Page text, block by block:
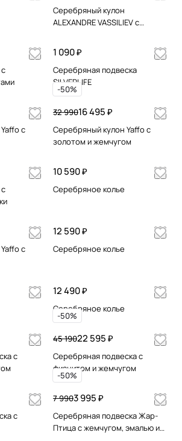
Серебряный кулон
ALEXANDRE VASSILIEV с
позолотой
1 090 ₽
Серебряная подвеска
SILVERLIFE
с
-50%
16 495 ₽
32 990
Серебряный кулон Yaffo с
золотом и жемчугом
10 590 ₽
Серебряное колье
с
12 590 ₽
Серебряное колье
12 490 ₽
Серебряное колье
с
-50%
22 595 ₽
45 190
Серебряная подвеска с
фианитом и жемчугом
с
-50%
3 995 ₽
7 990
Серебряная подвеска Жар-
Птица с жемчугом, эмалью и